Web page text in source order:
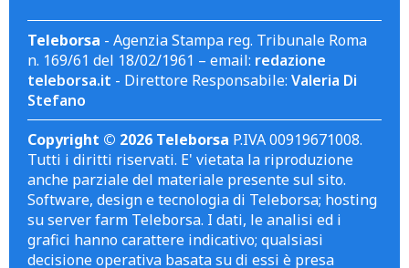
Teleborsa - Agenzia Stampa reg. Tribunale Roma
n. 169/61 del 18/02/1961 – email: redazione
teleborsa.it - Direttore Responsabile: Valeria Di
Stefano
Copyright © 2026 Teleborsa P.IVA 00919671008.
Tutti i diritti riservati. E' vietata la riproduzione
anche parziale del materiale presente sul sito.
Software, design e tecnologia di Teleborsa; hosting
su server farm Teleborsa. I dati, le analisi ed i
grafici hanno carattere indicativo; qualsiasi
decisione operativa basata su di essi è presa